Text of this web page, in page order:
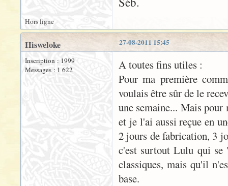
Hors ligne
27-08-2011 15:45
Hisweloke
Inscription : 1999
Messages : 1 622
A toutes fins utiles :
Pour ma première
voulais être sûr de le
une semaine... Mais
et je l'ai aussi reçue en
2 jours de fabrication, 3
c'est surtout Lulu qui se
classiques, mais qu'il
base.